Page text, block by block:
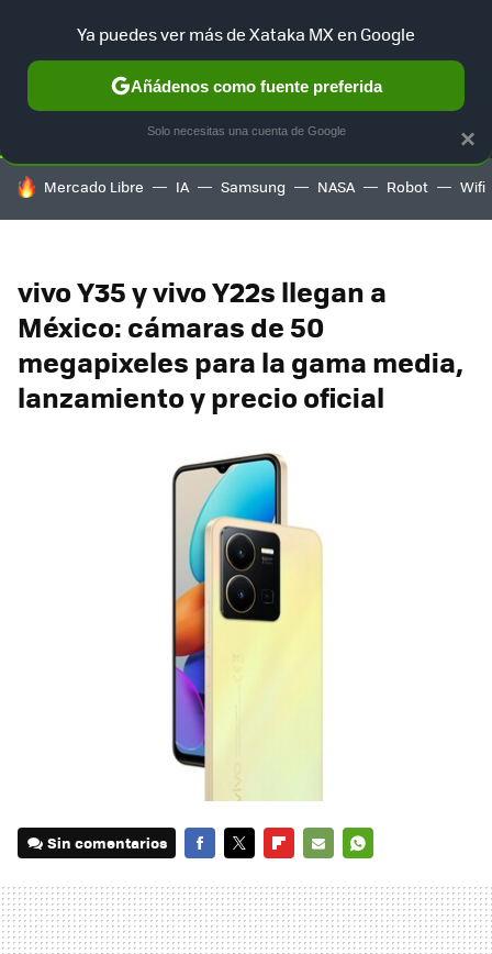
SELECCIÓN GAMING HOME AUTO TERRITORIO
HOY SE HABLA DE
Mercado Libre IA Samsung NASA Robot Wifi
vivo Y35 y vivo Y22s llegan a
México: cámaras de 50
megapixeles para la gama media,
lanzamiento y precio oficial
Sin comentarios
MAIL
×
Ya puedes ver más de Xataka MX en Google
Añádenos como fuente preferida
Solo necesitas una cuenta de Google